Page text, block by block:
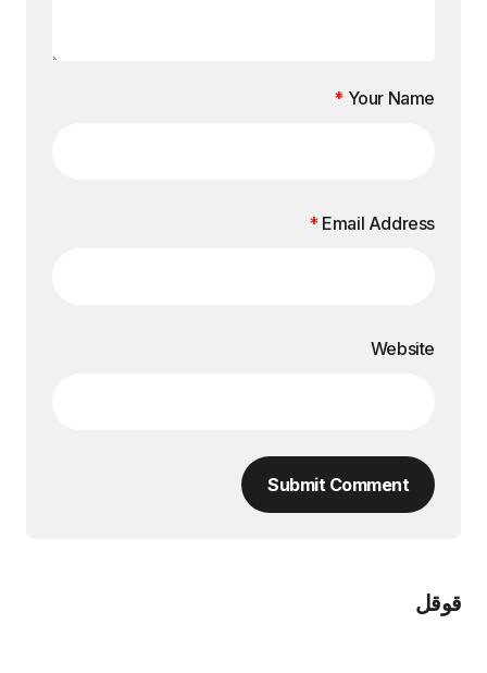
Your Name
*
Email Address
*
Website
Submit Comment
قوقل